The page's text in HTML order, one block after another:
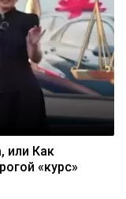
или Как
«курс»